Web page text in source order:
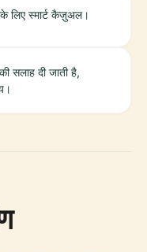
लिए स्मार्ट कैज़ुअल।
सलाह दी जाती है,